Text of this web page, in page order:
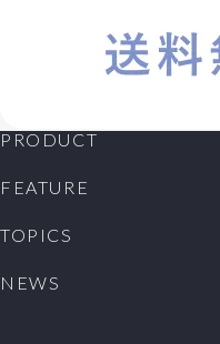
PRODUCT
FEATURE
TOPICS
NEWS